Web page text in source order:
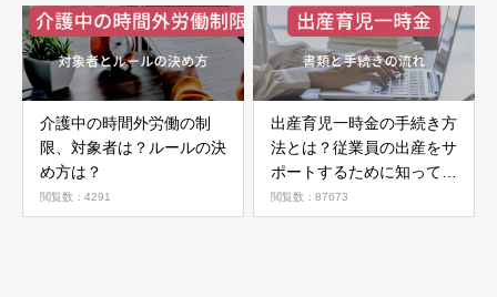
介護中の時間外労働の制
限、対象者は？ルールの決
め方は？
閲覧数：4291
出産育児一時金の手続き方
法とは？従業員の出産をサ
ポートするために知ってお
きたいこと
閲覧数：87673